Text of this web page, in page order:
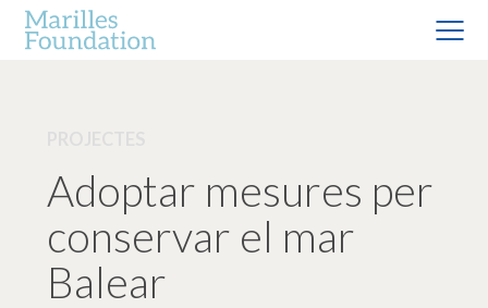
Adoptar mesures per
conservar el mar
Balear